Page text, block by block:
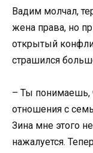
Вадим молчал,
жена права, но
открытый
страшился
– Ты понимаешь,
отношения с
Зина мне этого
нажалуется.